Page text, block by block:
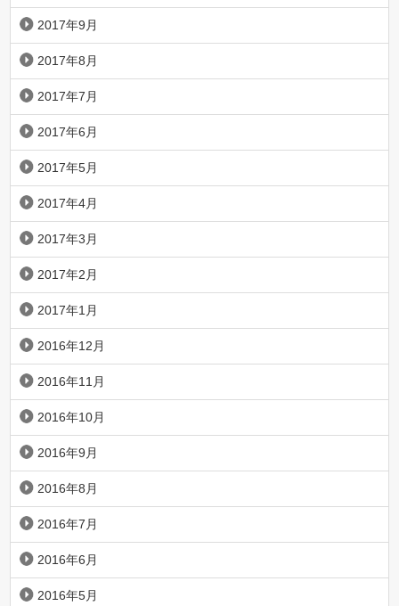
2017年9月
2017年8月
2017年7月
2017年6月
2017年5月
2017年4月
2017年3月
2017年2月
2017年1月
2016年12月
2016年11月
2016年10月
2016年9月
2016年8月
2016年7月
2016年6月
2016年5月